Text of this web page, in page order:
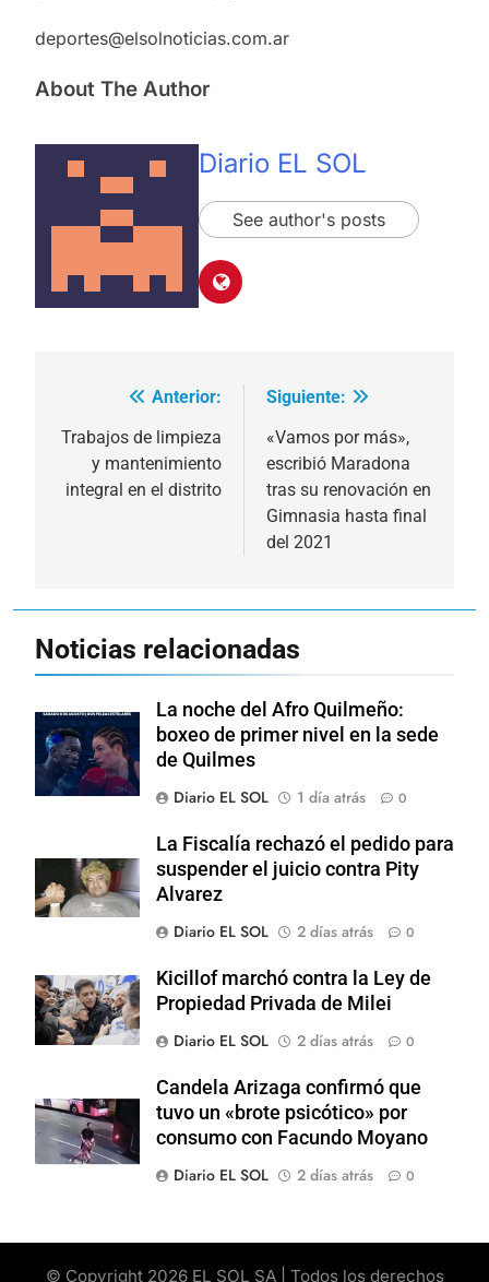
deportes@elsolnoticias.com.ar
About The Author
Diario EL SOL
See author's posts
Navegación
de
entradas
Anterior:
Trabajos de limpieza
y mantenimiento
integral en el distrito
Siguiente:
«Vamos por más»,
escribió Maradona
tras su renovación en
Gimnasia hasta final
del 2021
Noticias relacionadas
La noche del Afro Quilmeño:
boxeo de primer nivel en la sede
de Quilmes
Diario EL SOL
1 día atrás 0
La Fiscalía rechazó el pedido para
suspender el juicio contra Pity
Alvarez
Diario EL SOL
2 días atrás 0
Kicillof marchó contra la Ley de
Propiedad Privada de Milei
Diario EL SOL
2 días atrás 0
Candela Arizaga confirmó que
tuvo un «brote psicótico» por
consumo con Facundo Moyano
Diario EL SOL
2 días atrás 0
© Copyright 2026 EL SOL SA | Todos los derechos